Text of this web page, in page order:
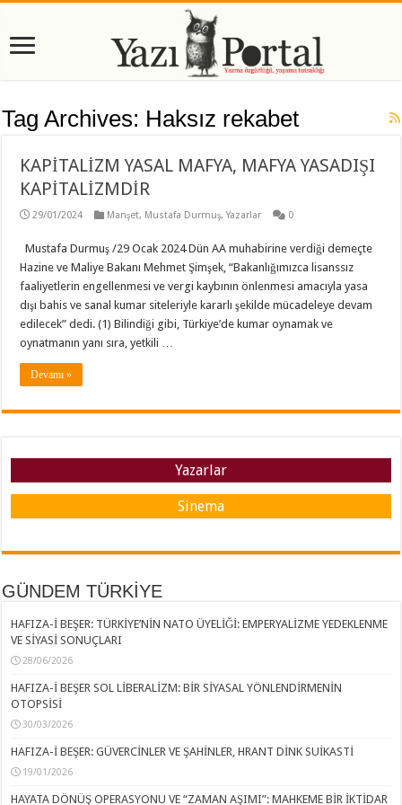
Tag Archives: Haksız rekabet
KAPİTALİZM YASAL MAFYA, MAFYA YASADIŞI
KAPİTALİZMDİR
29/01/2024 Manşet, Mustafa Durmuş,Yazarlar 0
Mustafa Durmuş /29 Ocak 2024 Dün AA muhabirine verdiği demeçte
Hazine ve Maliye Bakanı Mehmet Şimşek, “Bakanlığımızca lisanssız
faaliyetlerin engellenmesi ve vergi kaybının önlenmesi amacıyla yasa
dışı bahis ve sanal kumar siteleriyle kararlı şekilde mücadeleye devam
edilecek” dedi. (1) Bilindiği gibi, Türkiye’de kumar oynamak ve
oynatmanın yanı sıra, yetkili …
Devamı »
Yazarlar
Sinema
GÜNDEM TÜRKİYE
HAFIZA-İ BEŞER: TÜRKİYE’NİN NATO ÜYELİĞİ: EMPERYALİZME YEDEKLENME
VE SİYASİ SONUÇLARI
28/06/2026
HAFIZA-İ BEŞER SOL LİBERALİZM: BİR SİYASAL YÖNLENDİRMENİN
OTOPSİSİ
30/03/2026
HAFIZA-İ BEŞER: GÜVERCİNLER VE ŞAHİNLER, HRANT DİNK SUİKASTİ
19/01/2026
HAYATA DÖNÜŞ OPERASYONU VE “ZAMAN AŞIMI”: MAHKEME BİR İKTİDAR